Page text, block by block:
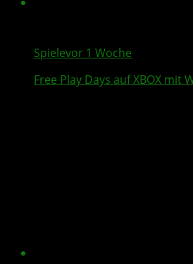
Spielevor 1 Woche
Free Play Days auf XBOX mit